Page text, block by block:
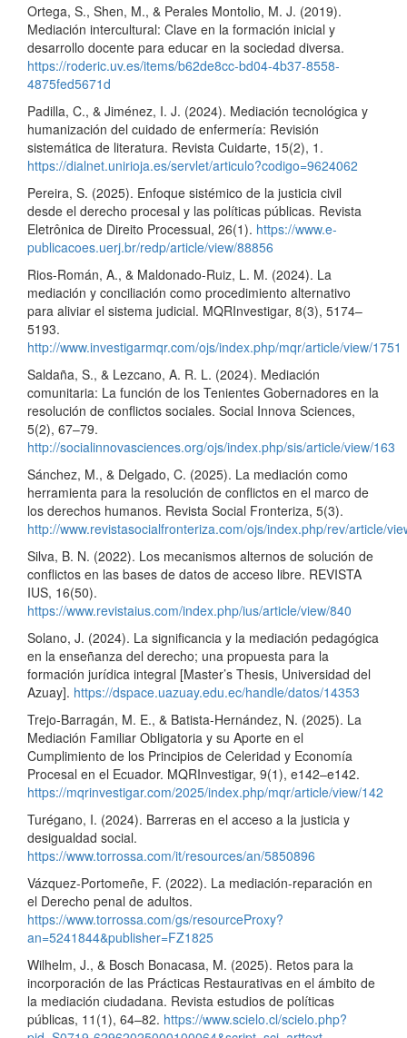
Ortega, S., Shen, M., & Perales Montolio, M. J. (2019).
Mediación intercultural: Clave en la formación inicial y
desarrollo docente para educar en la sociedad diversa.
https://roderic.uv.es/items/b62de8cc-bd04-4b37-8558-
4875fed5671d
Padilla, C., & Jiménez, I. J. (2024). Mediación tecnológica y
humanización del cuidado de enfermería: Revisión
sistemática de literatura. Revista Cuidarte, 15(2), 1.
https://dialnet.unirioja.es/servlet/articulo?codigo=9624062
Pereira, S. (2025). Enfoque sistémico de la justicia civil
desde el derecho procesal y las políticas públicas. Revista
Eletrônica de Direito Processual, 26(1). https://www.e-
publicacoes.uerj.br/redp/article/view/88856
Rios-Román, A., & Maldonado-Ruiz, L. M. (2024). La
mediación y conciliación como procedimiento alternativo
para aliviar el sistema judicial. MQRInvestigar, 8(3), 5174–
5193.
http://www.investigarmqr.com/ojs/index.php/mqr/article/view/1751
Saldaña, S., & Lezcano, A. R. L. (2024). Mediación
comunitaria: La función de los Tenientes Gobernadores en la
resolución de conflictos sociales. Social Innova Sciences,
5(2), 67–79.
http://socialinnovasciences.org/ojs/index.php/sis/article/view/163
Sánchez, M., & Delgado, C. (2025). La mediación como
herramienta para la resolución de conflictos en el marco de
los derechos humanos. Revista Social Fronteriza, 5(3).
http://www.revistasocialfronteriza.com/ojs/index.php/rev/article/
Silva, B. N. (2022). Los mecanismos alternos de solución de
conflictos en las bases de datos de acceso libre. REVISTA
IUS, 16(50).
https://www.revistaius.com/index.php/ius/article/view/840
Solano, J. (2024). La significancia y la mediación pedagógica
en la enseñanza del derecho; una propuesta para la
formación jurídica integral [Master’s Thesis, Universidad del
Azuay]. https://dspace.uazuay.edu.ec/handle/datos/14353
Trejo-Barragán, M. E., & Batista-Hernández, N. (2025). La
Mediación Familiar Obligatoria y su Aporte en el
Cumplimiento de los Principios de Celeridad y Economía
Procesal en el Ecuador. MQRInvestigar, 9(1), e142–e142.
https://mqrinvestigar.com/2025/index.php/mqr/article/view/142
Turégano, I. (2024). Barreras en el acceso a la justicia y
desigualdad social.
https://www.torrossa.com/it/resources/an/5850896
Vázquez-Portomeñe, F. (2022). La mediación-reparación en
el Derecho penal de adultos.
https://www.torrossa.com/gs/resourceProxy?
an=5241844&publisher=FZ1825
Wilhelm, J., & Bosch Bonacasa, M. (2025). Retos para la
incorporación de las Prácticas Restaurativas en el ámbito de
la mediación ciudadana. Revista estudios de políticas
públicas, 11(1), 64–82. https://www.scielo.cl/scielo.php?